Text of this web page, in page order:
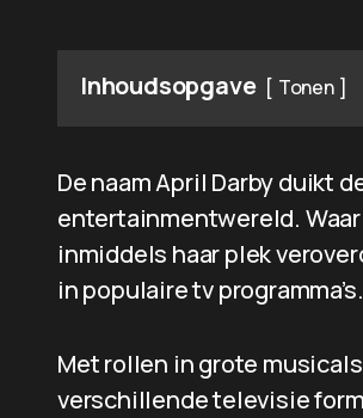
Inhoudsopgave Tonen
De naam April Darby duikt
entertainmentwereld.
inmiddels haar plek
in populaire tv programma’s.
Met rollen in grote
verschillende televisie